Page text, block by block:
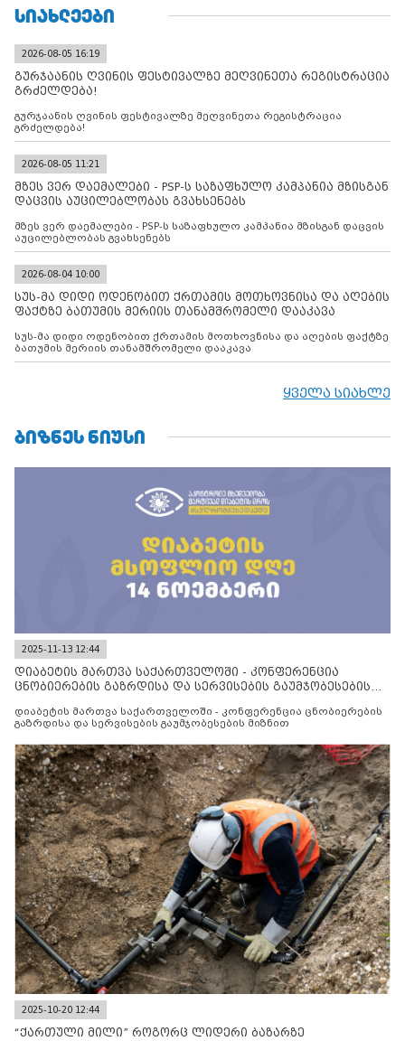
ᲡᲘᲐᲮᲚᲔᲔᲑᲘ
2026-08-05 16:19
გურჯაანის ღვინის ფესტივალზე მეღვინეთა რეგისტრაცია
გრძელდება!
გურჯაანის ღვინის ფესტივალზე მეღვინეთა რეგისტრაცია
გრძელდება!
2026-08-05 11:21
მზეს ვერ დაემალები - PSP-ს საზაფხულო კამპანია მზისგან
დაცვის აუცილებლობას გვახსენებს
მზეს ვერ დაემალები - PSP-ს საზაფხულო კამპანია მზისგან დაცვის
აუცილებლობას გვახსენებს
2026-08-04 10:00
სუს-მა დიდი ოდენობით ქრთამის მოთხოვნისა და აღების
ფაქტზე ბათუმის მერიის თანამშრომელი დააკავა
სუს-მა დიდი ოდენობით ქრთამის მოთხოვნისა და აღების ფაქტზე
ბათუმის მერიის თანამშრომელი დააკავა
ყველა სიახლე
ᲑᲘᲖᲜᲔᲡ ᲜᲘᲣᲡᲘ
2025-11-13 12:44
დიაბეტის მართვა საქართველოში - კონფერენცია
ცნობიერების გაზრდისა და სერვისების გაუმჯობესების
დიაბეტის მართვა საქართველოში - კონფერენცია ცნობიერების
გაზრდისა და სერვისების გაუმჯობესების მიზნით
2025-10-20 12:44
“ქართული მილი” როგორც ლიდერი ბაზარზე